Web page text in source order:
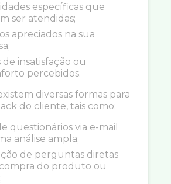
específicas que
ser atendidas;
apreciados na sua
de insatisfação ou
percebidos.
diversas formas para
do cliente, tais como:
questionários via e-mail
análise ampla;
de perguntas diretas
do produto ou